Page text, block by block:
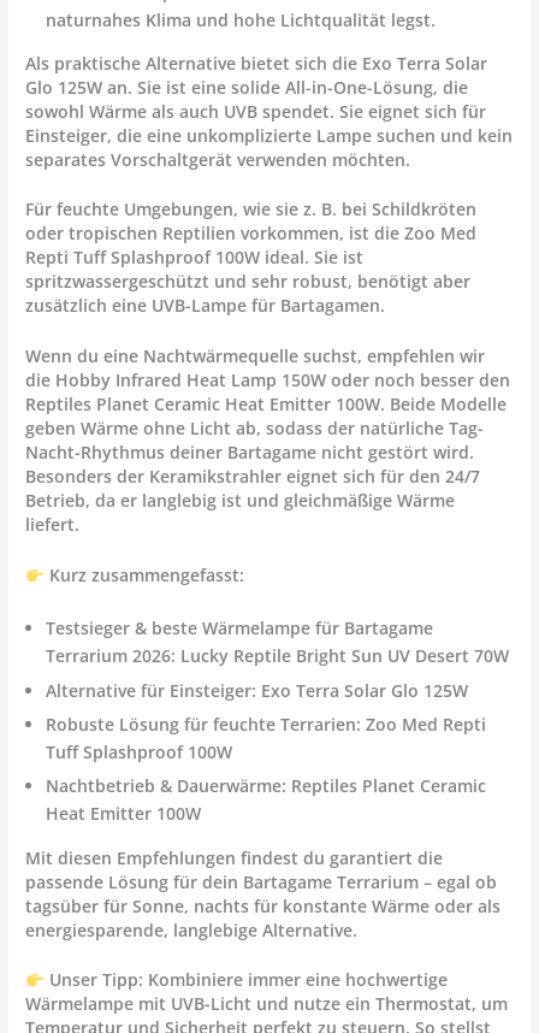
naturnahes Klima und hohe Lichtqualität legst.
Als praktische Alternative bietet sich die Exo Terra Solar
Glo 125W an. Sie ist eine solide All-in-One-Lösung, die
sowohl Wärme als auch UVB spendet. Sie eignet sich für
Einsteiger, die eine unkomplizierte Lampe suchen und kein
separates Vorschaltgerät verwenden möchten.
Für feuchte Umgebungen, wie sie z. B. bei Schildkröten
oder tropischen Reptilien vorkommen, ist dieZoo Med
Repti Tuff Splashproof 100W ideal. Sie ist
spritzwassergeschützt und sehr robust, benötigt aber
zusätzlich eine UVB-Lampe für Bartagamen.
Wenn du eine Nachtwärmequelle suchst, empfehlen wir
die Hobby Infrared Heat Lamp 150W oder noch besser den
Reptiles Planet Ceramic Heat Emitter 100W. Beide Modelle
geben Wärme ohne Licht ab, sodass der natürliche Tag-
Nacht-Rhythmus deiner Bartagame nicht gestört wird.
Besonders der Keramikstrahler eignet sich für den24/7
Betrieb, da er langlebig ist und gleichmäßige Wärme
liefert.
Kurz zusammengefasst:
Testsieger & beste Wärmelampe für Bartagame
Terrarium 2026: Lucky Reptile Bright Sun UV Desert 70W
Alternative für Einsteiger: Exo Terra Solar Glo 125W
Robuste Lösung für feuchte Terrarien: Zoo Med Repti
Tuff Splashproof 100W
Nachtbetrieb & Dauerwärme: Reptiles Planet Ceramic
Heat Emitter 100W
Mit diesen Empfehlungen findest du garantiert die
passende Lösung für dein Bartagame Terrarium – egal ob
tagsüber für Sonne, nachts für konstante Wärme oder als
energiesparende, langlebige Alternative.
Unser Tipp: Kombiniere immer eine hochwertige
Wärmelampe mit UVB-Licht und nutze einThermostat, um
Temperatur und Sicherheit perfekt zu steuern. So stellst